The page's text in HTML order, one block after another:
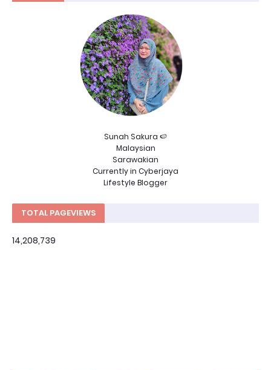
Sunah Sakura 🍉
Malaysian
Sarawakian
Currently in Cyberjaya
Lifestyle Blogger
TOTAL PAGEVIEWS
14,208,739